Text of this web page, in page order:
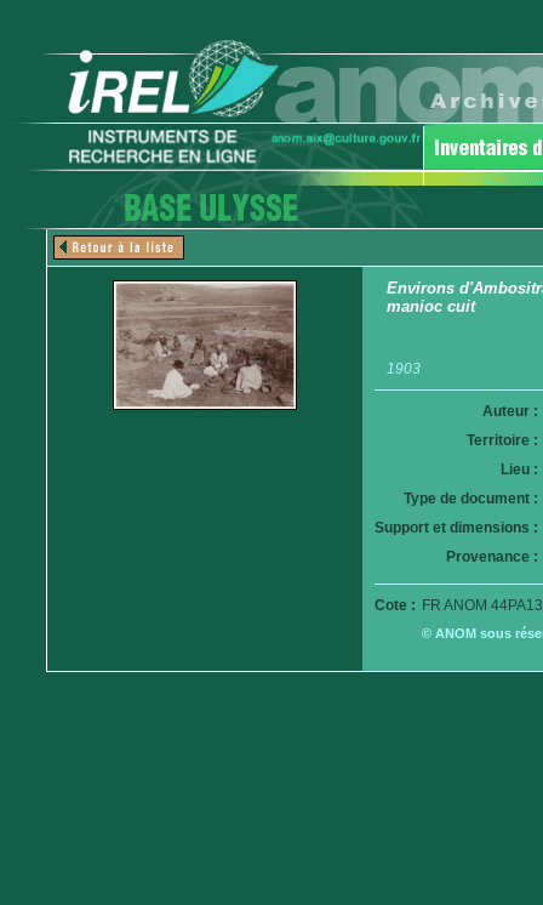
Environs
manioc cuit
1903
Auteur :
Territoire :
Lieu :
Type de document :
Support et dimensions :
Provenance :
Cote : FR ANOM
© ANOM sous